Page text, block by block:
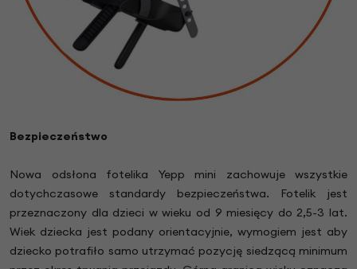
Bezpieczeństwo
Nowa odsłona fotelika Yepp mini zachowuje wszystkie
dotychczasowe standardy bezpieczeństwa. Fotelik jest
przeznaczony dla dzieci w wieku od 9 miesięcy do 2,5-3 lat.
Wiek dziecka jest podany orientacyjnie, wymogiem jest aby
dziecko potrafiło samo utrzymać pozycję siedzącą minimum